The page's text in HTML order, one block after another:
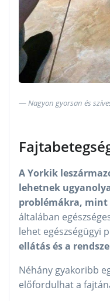
Nagyon gyorsan és
A Yorkik
lehetnek
problémákra, mint
általában
lehet egészségügyi
ellátás és a
Néhány gyakoribb
előfordulhat a